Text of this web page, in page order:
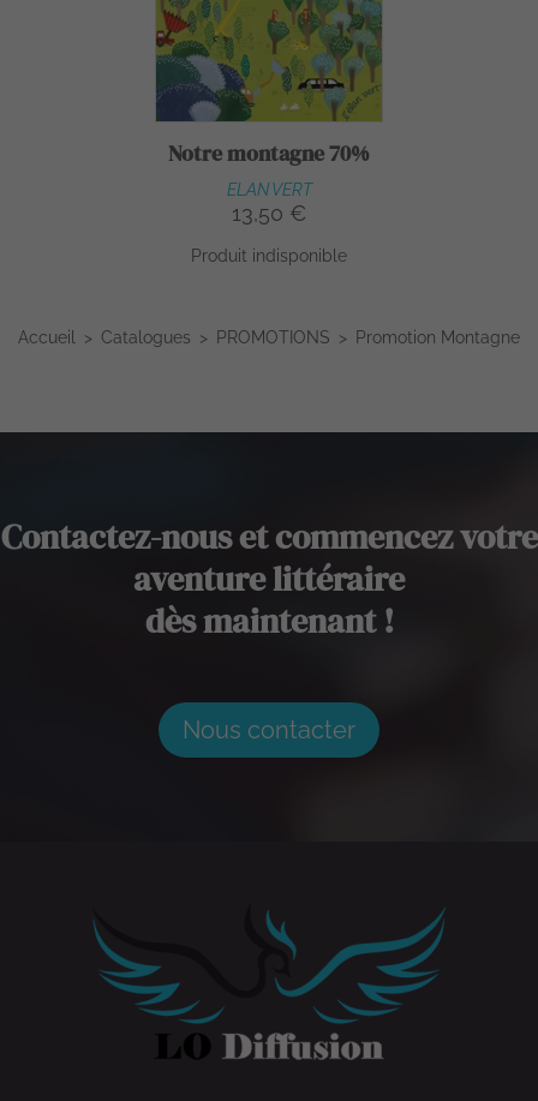
Notre montagne 70%
ELAN VERT
13,50 €
Produit indisponible
Accueil Catalogues PROMOTIONS Promotion Montagne
Contactez-nous et commencez votre
aventure littéraire
dès maintenant !
Nous contacter